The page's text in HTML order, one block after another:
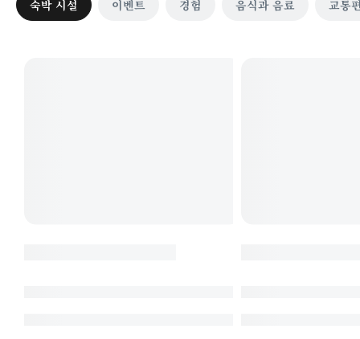
숙박 시설 이벤트 경험 음식과 음료 교통